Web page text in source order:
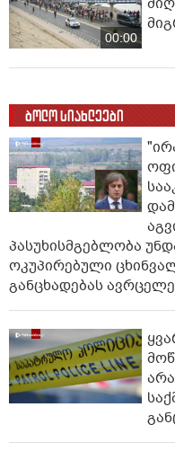
00:00
ბოლო სიახლეები
პასუხისმგებლობა
ოკუპირებული
განცხადებას